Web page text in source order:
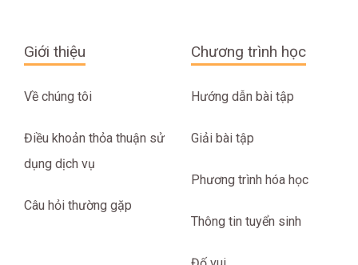
Giới thiệu
Về chúng tôi
Điều khoản thỏa thuận sử
dụng dịch vụ
Câu hỏi thường gặp
Chương trình học
Hướng dẫn bài tập
Giải bài tập
Phương trình hóa học
Thông tin tuyển sinh